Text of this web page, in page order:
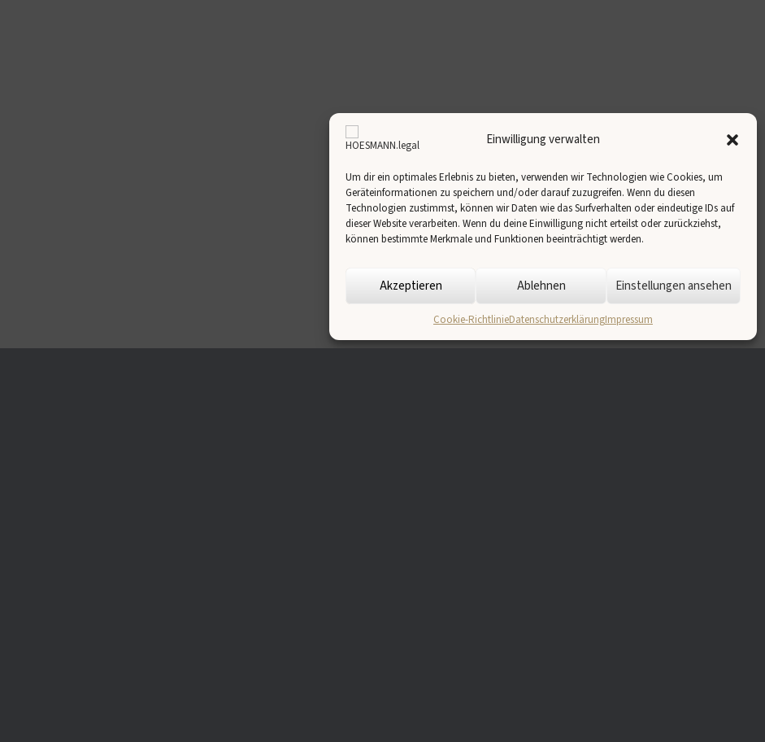
Einwilligung verwalten
Um dir ein optimales Erlebnis zu bieten, verwenden wir Technologien wie Cookies, um
Geräteinformationen zu speichern und/oder darauf zuzugreifen. Wenn du diesen
Technologien zustimmst, können wir Daten wie das Surfverhalten oder eindeutige IDs auf
dieser Website verarbeiten. Wenn du deine Einwilligung nicht erteilst oder zurückziehst,
können bestimmte Merkmale und Funktionen beeinträchtigt werden.
Akzeptieren Ablehnen Einstellungen ansehen
Cookie-RichtlinieDatenschutzerklärungImpressum